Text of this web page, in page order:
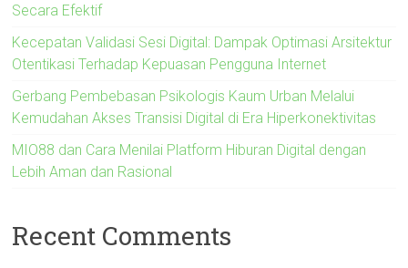
Secara Efektif
Kecepatan Validasi Sesi Digital: Dampak Optimasi Arsitektur
Otentikasi Terhadap Kepuasan Pengguna Internet
Gerbang Pembebasan Psikologis Kaum Urban Melalui
Kemudahan Akses Transisi Digital di Era Hiperkonektivitas
MIO88 dan Cara Menilai Platform Hiburan Digital dengan
Lebih Aman dan Rasional
Recent Comments